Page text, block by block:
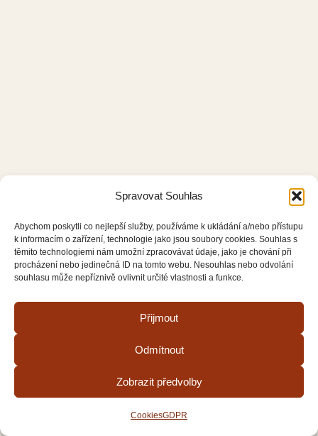
Spravovat Souhlas
Abychom poskytli co nejlepší služby, používáme k ukládání a/nebo přístupu
k informacím o zařízení, technologie jako jsou soubory cookies. Souhlas s
těmito technologiemi nám umožní zpracovávat údaje, jako je chování při
procházení nebo jedinečná ID na tomto webu. Nesouhlas nebo odvolání
souhlasu může nepříznivě ovlivnit určité vlastnosti a funkce.
Přijmout
Odmítnout
Zobrazit předvolby
CookiesGDPR